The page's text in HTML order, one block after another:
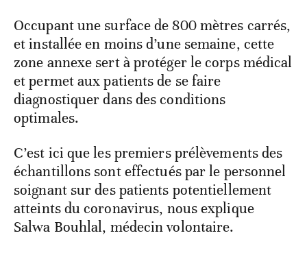
Occupant une surface de 800 mètres carrés,
et installée en moins d’une semaine, cette
zone annexe sert à protéger le corps médical
et permet aux patients de se faire
diagnostiquer dans des conditions
optimales.
C’est ici que les premiers prélèvements des
échantillons sont effectués par le personnel
soignant sur des patients potentiellement
atteints du coronavirus, nous explique
Salwa Bouhlal, médecin volontaire.